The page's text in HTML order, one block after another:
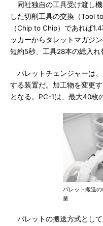
同社独自の工具受け渡し
した切削工具の交換（Tool
（Chip to Chip）であれば
ッカーからタレットマガジ
短約5秒、工具28本の総入れ
パレットチェンジャーは
する装置だ。加工物を変更
となる。PC-1は、最大40枚
パレット搬送
業
パレットの搬送方式とし